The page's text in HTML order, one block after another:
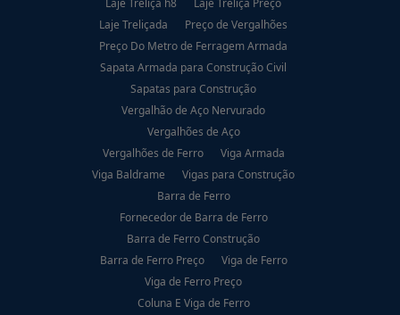
Laje Treliçada
Preço de Vergalhões
Preço Do Metro de Ferragem Armada
Sapata Armada para Construção Civil
Sapatas para Construção
Vergalhão de Aço Nervurado
Vergalhões de Aço
Vergalhões de Ferro
Viga Armada
Viga Baldrame
Vigas para Construção
Barra de Ferro
Fornecedor de Barra de Ferro
Barra de Ferro Construção
Barra de Ferro Preço
Viga de Ferro
Viga de Ferro Preço
Coluna E Viga de Ferro